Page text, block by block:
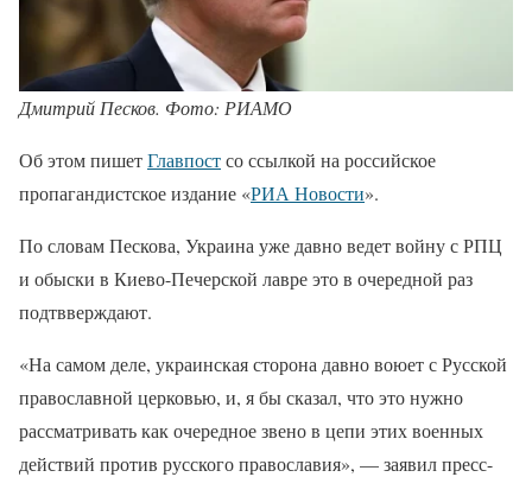
Дмитрий Песков. Фото: РИАМО
Об этом пишетГлавпостсо ссылкой на российское
пропагандистское издание «РИА Новости».
По словам Пескова, Украина уже давно ведет войну с РПЦ
и обыски в Киево-Печерской лавре это в очередной раз
подтвверждают.
«На самом деле, украинская сторона давно воюет с Русской
православной церковью, и, я бы сказал, что это нужно
рассматривать как очередное звено в цепи этих военных
действий против русского православия», — заявил пресс-